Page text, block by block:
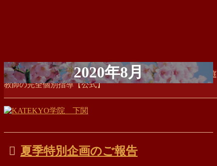
コ
ン
テ
ン
ツ
ナ
ビ
ゲ
ー
シ
移
動
KATEKYO学院 下関 学習塾ならKATEKYO学院 スーパー家庭
教師の完全個別指導【公式】
2020年8月
HOME
2020年8月
夏季特別企画のご報告